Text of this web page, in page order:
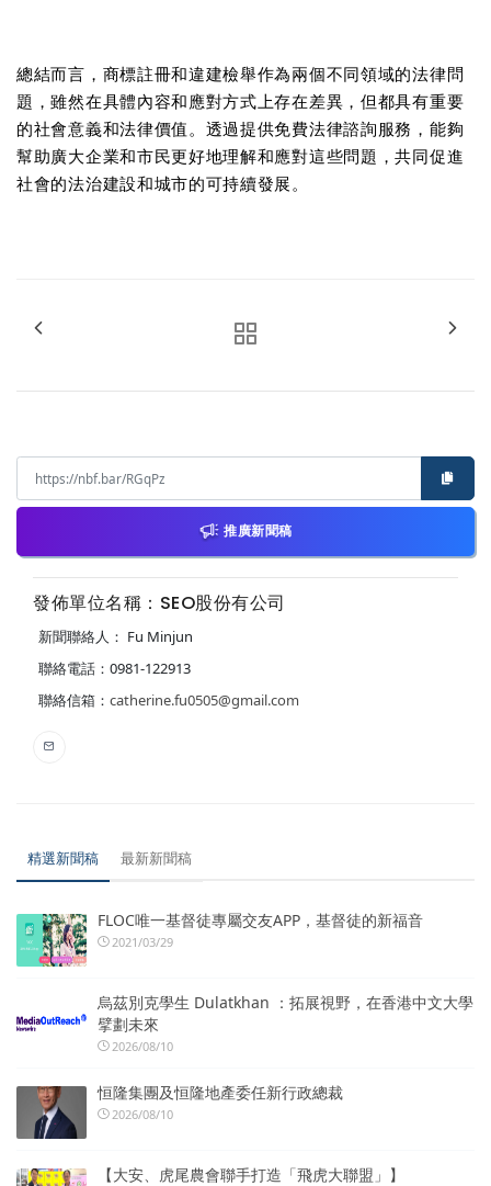
總結而言，商標註冊和違建檢舉作為兩個不同領域的法律問
題，雖然在具體內容和應對方式上存在差異，但都具有重要
的社會意義和法律價值。透過提供免費法律諮詢服務，能夠
幫助廣大企業和市民更好地理解和應對這些問題，共同促進
社會的法治建設和城市的可持續發展。
推廣新聞稿
發佈單位名稱：SEO股份有公司
新聞聯絡人： Fu Minjun
聯絡電話：0981-122913
聯絡信箱： catherine.fu0505@gmail.com
精選新聞稿 最新新聞稿
FLOC唯一基督徒專屬交友APP，基督徒的新福音
2021/03/29
烏茲別克學生 Dulatkhan ：拓展視野，在香港中文大學
擘劃未來
2026/08/10
恒隆集團及恒隆地產委任新行政總裁
2026/08/10
【大安、虎尾農會聯手打造「飛虎大聯盟」】